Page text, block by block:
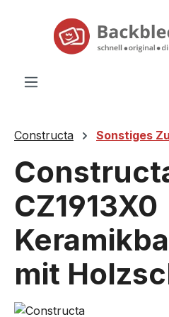
springen
Constructa Sonstiges
CZ1913X0
mit